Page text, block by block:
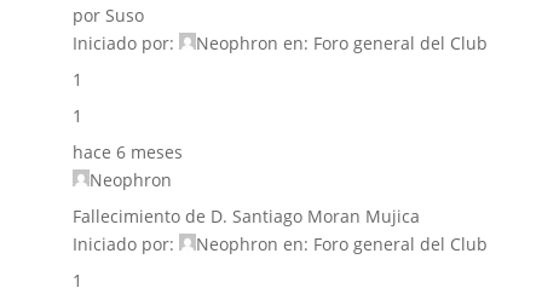
por Suso
Iniciado por:
Neophron en: Foro general del Club
1
1
hace 6 meses
Neophron
Fallecimiento de D. Santiago Moran Mujica
Iniciado por:
Neophron en: Foro general del Club
1